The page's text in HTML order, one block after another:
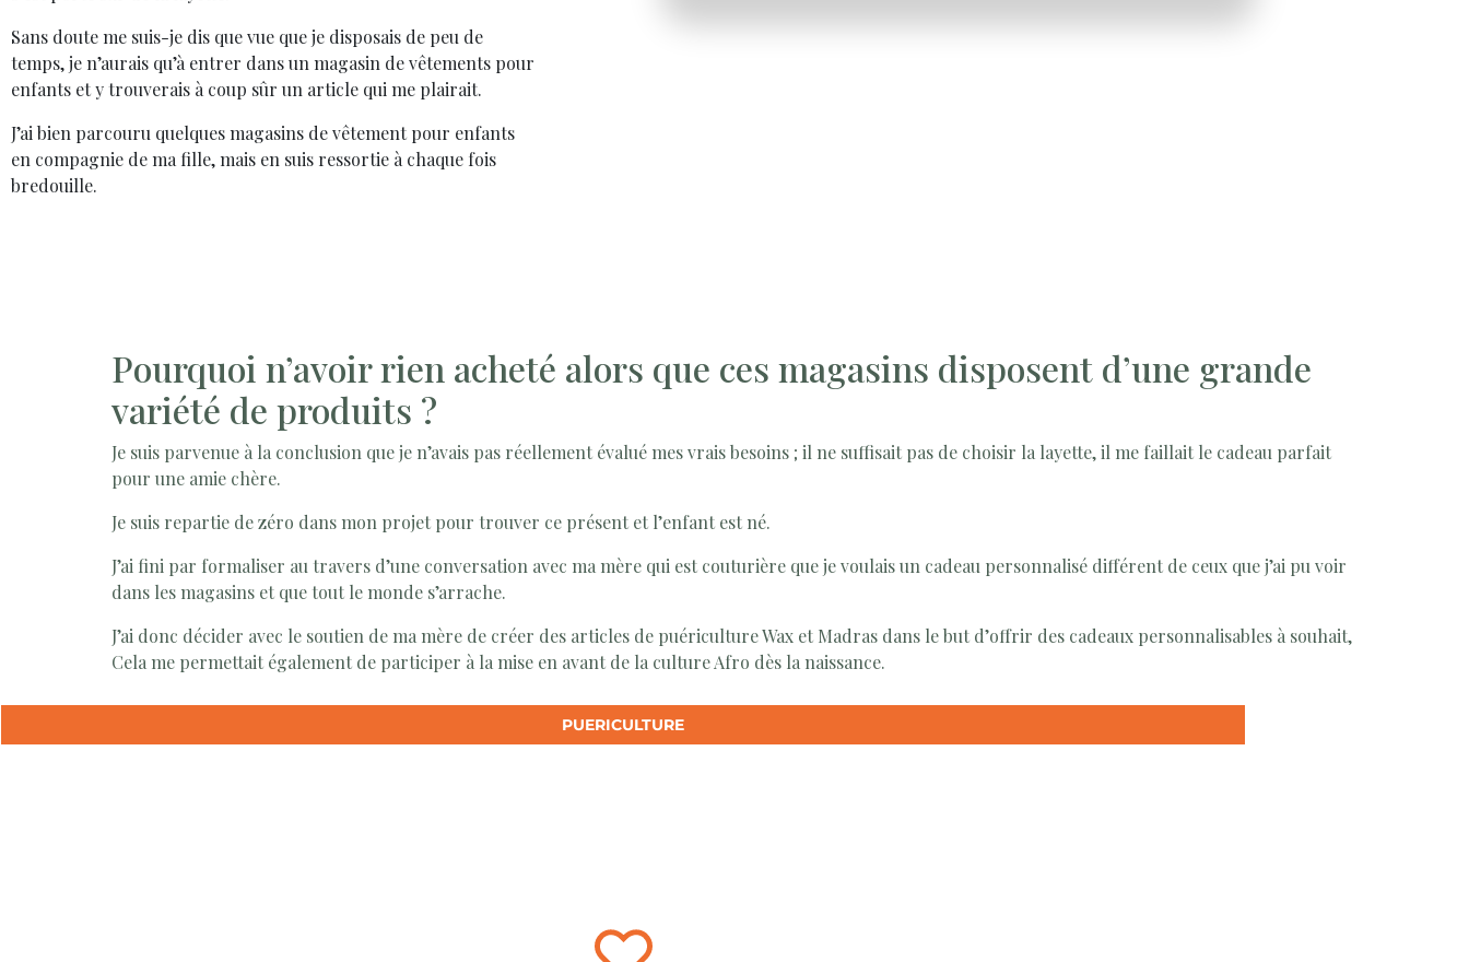
Sans doute me suis-je dis que vue que je disposais de peu de
temps, je n’aurais qu’à entrer dans un magasin de vêtements pour
enfants et y trouverais à coup sûr un article qui me plairait.
J’ai bien parcouru quelques magasins de vêtement pour enfants
en compagnie de ma fille, mais en suis ressortie à chaque fois
bredouille.
Pourquoi n’avoir rien acheté alors que ces magasins disposent d’une grande
variété de produits ?
Je suis parvenue à la conclusion que je n’avais pas réellement évalué mes vrais besoins ; il ne suffisait pas de choisir la layette, il me faillait le cadeau parfait
pour une amie chère.
Je suis repartie de zéro dans mon projet pour trouver ce présent et l’enfant est né.
J’ai fini par formaliser au travers d’une conversation avec ma mère qui est couturière que je voulais un cadeau personnalisé différent de ceux que j’ai pu voir
dans les magasins et que tout le monde s’arrache.
J’ai donc décider avec le soutien de ma mère de créer des articles de puériculture Wax et Madras dans le but d’offrir des cadeaux personnalisables à souhait,
Cela me permettait également de participer à la mise en avant de la culture Afro dès la naissance.
PUERICULTURE